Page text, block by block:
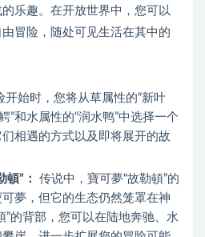
乐趣。在开放世界中，您可以
冒险，随处可见生活在其中的
开始时，您将从草属性的“新叶
”和水属性的“润水鸭”中选择一个
相遇的方式以及即将展开的故
頓”：
传说中，寶可夢“故勒頓”的
夢，但它的生态仍然笼罩在神
”的背部，您可以在陆地奔驰、水